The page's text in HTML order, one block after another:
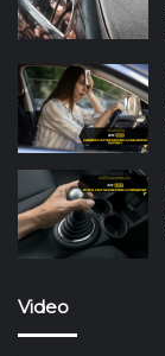
Video